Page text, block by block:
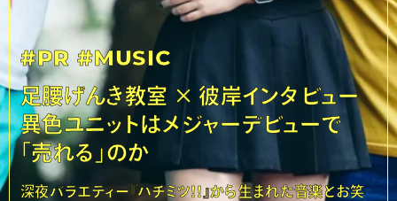
#PR #MUSIC
足腰げんき教室 × 彼岸インタビュー
異色ユニットはメジャーデビューで
「売れる」のか
深夜バラエティー『ハチミツ！！』から生まれた音楽とお笑